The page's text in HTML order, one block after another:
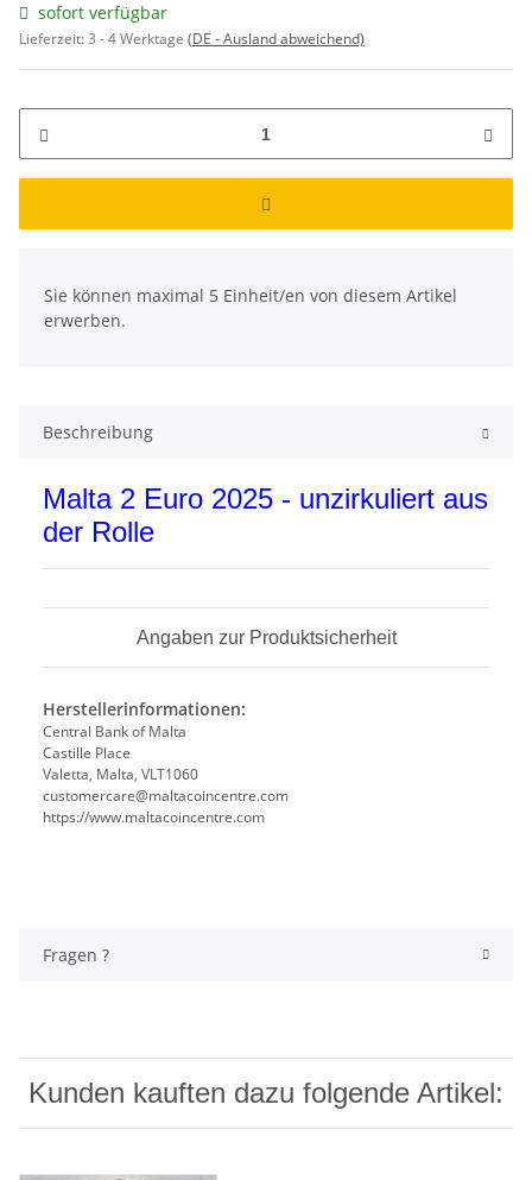
sofort verfügbar
Lieferzeit:3 - 4 Werktage (DE - Ausland abweichend)
Sie können maximal 5 Einheit/en von diesem Artikel
erwerben.
Beschreibung
Malta 2 Euro 2025 - unzirkuliert aus
der Rolle
Angaben zur Produktsicherheit
Herstellerinformationen:
Central Bank of Malta
Castille Place
Valetta, Malta, VLT1060
customercare@maltacoincentre.com
https://www.maltacoincentre.com
Fragen ?
Kunden kauften dazu folgende Artikel: